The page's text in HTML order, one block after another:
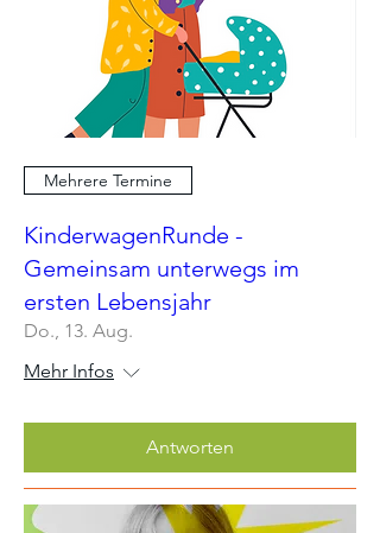
Mehrere Termine
KinderwagenRunde -
Gemeinsam unterwegs im
ersten Lebensjahr
Do., 13. Aug.
Mehr Infos
Antworten